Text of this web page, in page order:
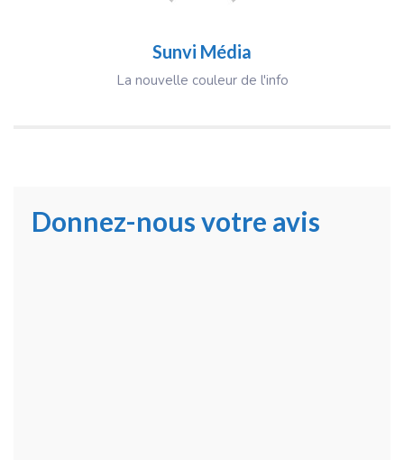
Sunvi Média
La nouvelle couleur de l'info
Donnez-nous votre avis